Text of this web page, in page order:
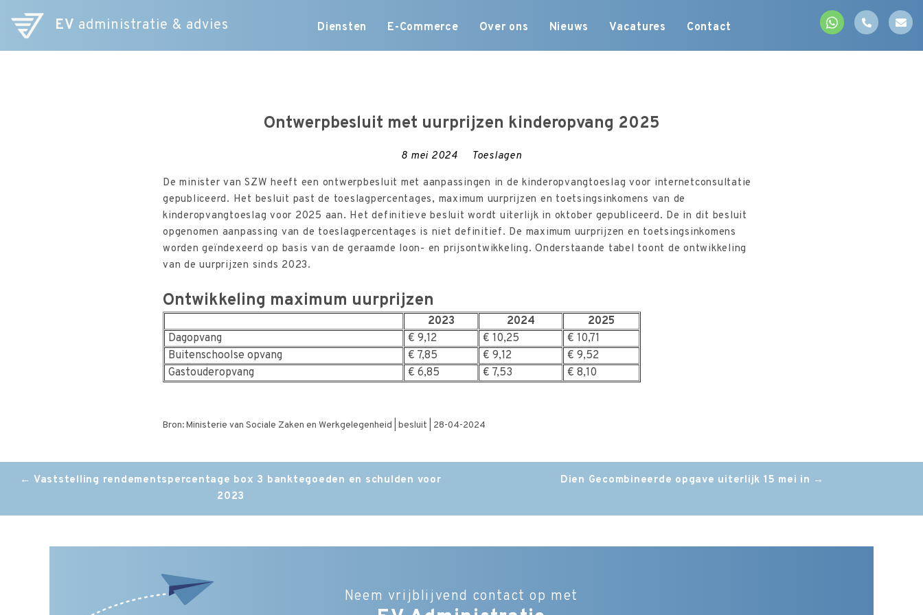
EV administratie & advies
Skip
content
Diensten E-Commerce Over ons Nieuws Vacatures Contact
Ontwerpbesluit met uurprijzen kinderopvang 2025
8 mei 2024 Toeslagen
De minister van SZW heeft een ontwerpbesluit met aanpassingen in de kinderopvangtoeslag voor internetconsultatie
gepubliceerd. Het besluit past de toeslagpercentages, maximum uurprijzen en toetsingsinkomens van de
kinderopvangtoeslag voor 2025 aan. Het definitieve besluit wordt uiterlijk in oktober gepubliceerd. De in dit besluit
opgenomen aanpassing van de toeslagpercentages is niet definitief. De maximum uurprijzen en toetsingsinkomens
worden geïndexeerd op basis van de geraamde loon- en prijsontwikkeling. Onderstaande tabel toont de ontwikkeling
van de uurprijzen sinds 2023.
Ontwikkeling maximum uurprijzen
2023 2024
2025
Dagopvang
€ 9,12 € 10,25
€ 10,71
Buitenschoolse opvang
€ 7,85 € 9,12
€ 9,52
Gastouderopvang
€ 6,85 € 7,53 € 8,10
Bron: Ministerie van Sociale Zaken en Werkgelegenheid | besluit | 28-04-2024
Post
navigation
← Vaststelling rendementspercentage box 3 banktegoeden en schulden voor
2023
Dien Gecombineerde opgave uiterlijk 15 mei in →
Neem vrijblijvend contact op met